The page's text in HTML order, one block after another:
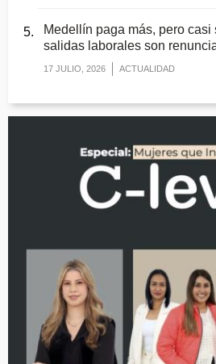
Medellín paga más, pero
salidas laborales son
17 JULIO, 2026 ACTUALIDAD